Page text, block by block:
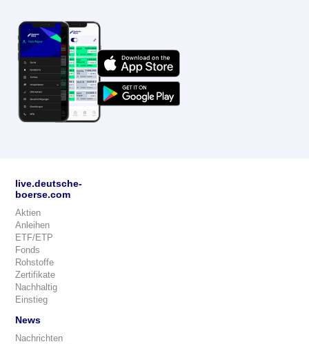
live.deutsche-
boerse.com
Aktien
Anleihen
ETF/ETP
Fonds
Rohstoffe
Zertifikate
Nachhaltig
Einstieg
News
Nachrichten